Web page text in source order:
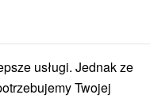
Prešovský kraj Ždiar
usługi. Jednak ze
Twojej